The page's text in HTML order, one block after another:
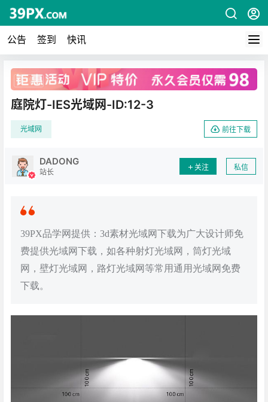
公告 签到 快讯
广告
庭院灯-IES光域网-ID:12-3
光域网 前往下载
DADONG
站长
关注 私信
39PX品学网提供：3d素材光域网下载为广大设计师免
费提供光域网下载，如各种射灯光域网，筒灯光域
网，壁灯光域网，路灯光域网等常用通用光域网免费
下载。